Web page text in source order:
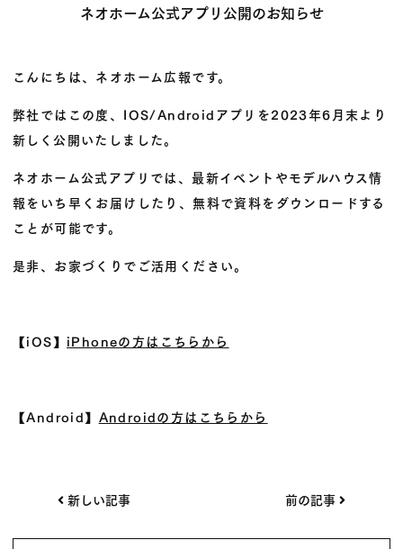
ネオホーム公式アプリ公開のお知らせ
こんにちは、ネオホーム広報です。
弊社ではこの度、IOS/Androidアプリを2023年6月末より
新しく公開いたしました。
ネオホーム公式アプリでは、最新イベントやモデルハウス情
報をいち早くお届けしたり、無料で資料をダウンロードする
ことが可能です。
是非、お家づくりでご活用ください。
【iOS】 iPhoneの方はこちらから
【Android】 Androidの方はこちらから
投 前の記事
新しい記事